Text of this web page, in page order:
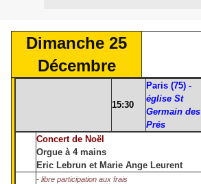
Dimanche 25
Décembre
15:30
Paris (75) -
église St
Germain des
Prés
Concert de Noël
Orgue à 4 mains
Eric Lebrun et Marie Ange Leurent
- libre participation aux frais